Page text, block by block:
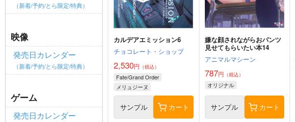
（新着/予約/とら限定/特典）
映像
発売日カレンダー
（新着/予約/とら限定/特典）
ゲーム
発売日カレンダー
カルデアエミッション6
チョコレート・ショップ
2,530円 （税込）
Fate/Grand Order
メリュジーヌ
サンプル カート
嫌な顔されながらおパンツ
見せてもらいたい本14
アニマルマシーン
787円 （税込）
オリジナル
サンプル カート